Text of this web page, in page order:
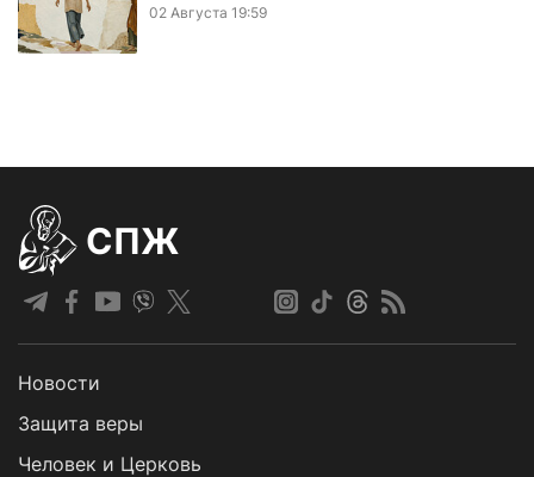
02 Августа 19:59
СПЖ
Новости
Защита веры
Человек и Церковь